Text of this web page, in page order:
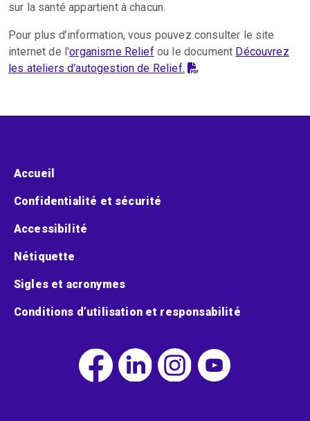
sur la santé appartient à chacun.
Pour plus d’information, vous pouvez consulter le site
internet de l'organisme Reliefou le document Découvrez
les ateliers d'autogestion de Relief.
Menu pied de page
Accueil
Confidentialité et sécurité
Accessibilité
Nétiquette
Sigles et acronymes
Conditions d’utilisation et responsabilité